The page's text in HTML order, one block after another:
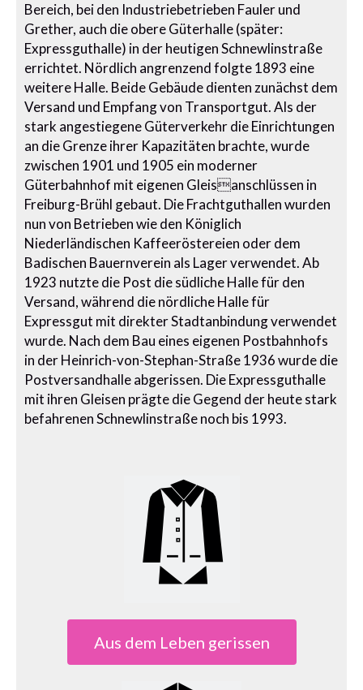
Bereich, bei den Industriebetrieben Fauler und
Grether, auch die obere Güterhalle (später:
Expressguthalle) in der heutigen Schnewlinstraße
errichtet. Nördlich angrenzend folgte 1893 eine
weitere Halle. Beide Gebäude dienten zunächst dem
Versand und Empfang von Transportgut. Als der
stark angestiegene Güterverkehr die Einrichtungen
an die Grenze ihrer Kapazitäten brachte, wurde
zwischen 1901 und 1905 ein moderner
Güterbahnhof mit eigenen Gleisanschlüssen in
Freiburg-Brühl gebaut. Die Frachtguthallen wurden
nun von Betrieben wie den Königlich
Niederländischen Kaffeeröstereien oder dem
Badischen Bauernverein als Lager verwendet. Ab
1923 nutzte die Post die südliche Halle für den
Versand, während die nördliche Halle für
Expressgut mit direkter Stadtanbindung verwendet
wurde. Nach dem Bau eines eigenen Postbahnhofs
in der Heinrich-von-Stephan-Straße 1936 wurde die
Postversandhalle abgerissen. Die Expressguthalle
mit ihren Gleisen prägte die Gegend der heute stark
befahrenen Schnewlinstraße noch bis 1993.
Aus dem Leben gerissen